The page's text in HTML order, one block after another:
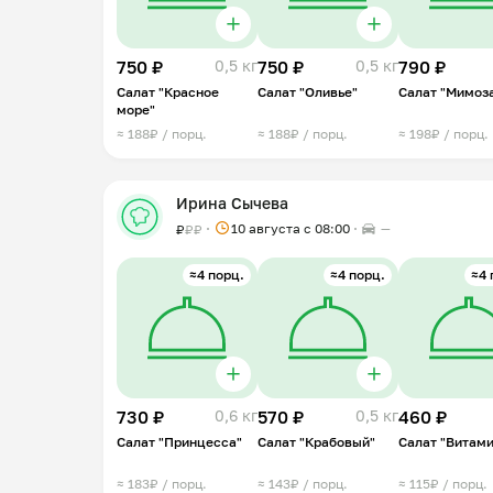
750 ₽ 0,5 кг
Салат "Красное
море"
≈ 188₽ / порц.
750 ₽ 0,5 кг
Салат "Оливье"
≈ 188₽ / порц.
790 ₽
Салат
≈ 198₽ / порц.
Ирина Сычева
₽₽₽ 10 августа с 08:00 —
≈4 порц.
730 ₽ 0,6 кг
Салат "Принцесса"
≈ 183₽ / порц.
≈4 порц.
570 ₽ 0,5 кг
Салат "Крабовый"
≈ 143₽ / порц.
≈4
460 ₽
Салат
≈ 115₽ / порц.